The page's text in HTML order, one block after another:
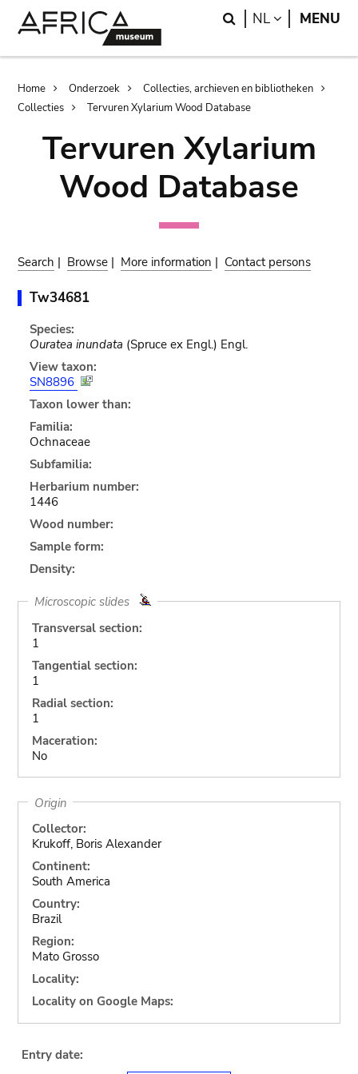
Search
NL LANGUAGE
MENU
Breadcrumb
Home Onderzoek
Collecties, archieven en bibliotheken
Collecties
Tervuren Xylarium Wood Database
Tervuren Xylarium
Wood Database
Search | Browse | More information | Contact persons
Tw34681
Species:
Ouratea inundata (Spruce ex Engl.) Engl.
View taxon:
SN8896
Taxon lower than:
Familia:
Ochnaceae
Subfamilia:
Herbarium number:
1446
Wood number:
Sample form:
Density:
Microscopic slides
Transversal section:
1
Tangential section:
1
Radial section:
1
Maceration:
No
Origin
Collector:
Krukoff, Boris Alexander
Continent:
South America
Country:
Brazil
Region:
Mato Grosso
Locality:
Locality on Google Maps:
Entry date: